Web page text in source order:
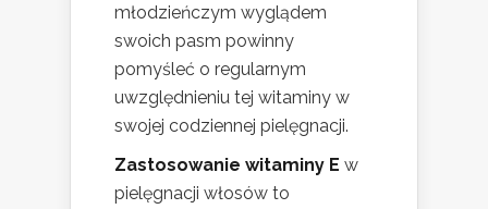
młodzieńczym wyglądem
swoich pasm powinny
pomyśleć o regularnym
uwzględnieniu tej witaminy w
swojej codziennej pielęgnacji.
Zastosowanie witaminy E w
pielęgnacji włosów to